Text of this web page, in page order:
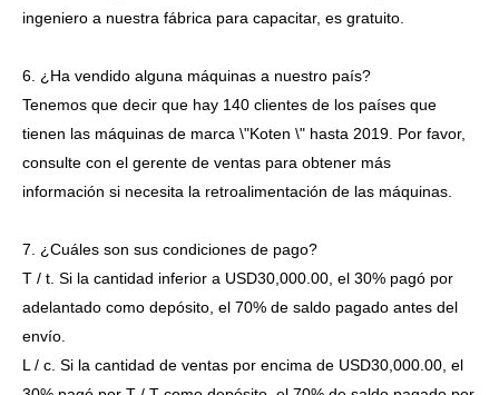
ingeniero a nuestra fábrica para capacitar, es gratuito.
6. ¿Ha vendido alguna máquinas a nuestro país?
Tenemos que decir que hay 140 clientes de los países que
tienen las máquinas de marca \"Koten \" hasta 2019. Por favor,
consulte con el gerente de ventas para obtener más
información si necesita la retroalimentación de las máquinas.
7. ¿Cuáles son sus condiciones de pago?
T / t. Si la cantidad inferior a USD30,000.00, el 30% pagó por
adelantado como depósito, el 70% de saldo pagado antes del
envío.
L / c. Si la cantidad de ventas por encima de USD30,000.00, el